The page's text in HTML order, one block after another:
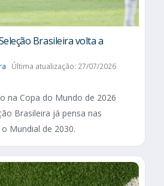
Brasileira volta a
Última atualização: 27/07/2026
na Copa do Mundo de 2026
Brasileira já pensa nas
Mundial de 2030.